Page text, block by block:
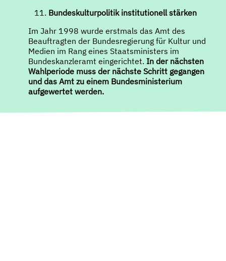
Bundeskulturpolitik institutionell stärken
Im Jahr 1998 wurde erstmals das Amt des
Beauftragten der Bundesregierung für Kultur und
Medien im Rang eines Staatsministers im
Bundeskanzleramt eingerichtet. In der nächsten
Wahlperiode muss der nächste Schritt gegangen
und das Amt zu einem Bundesministerium
aufgewertet werden.